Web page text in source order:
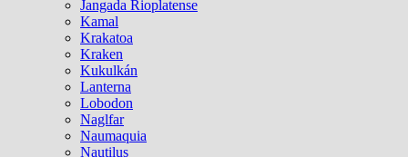
Jangada Rioplatense
Kamal
Krakatoa
Kraken
Kukulkán
Lanterna
Lobodon
Naglfar
Naumaquia
Nautilus